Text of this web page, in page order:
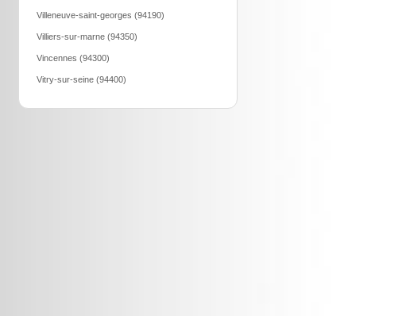
Villeneuve-saint-georges (94190)
Villiers-sur-marne (94350)
Vincennes (94300)
Vitry-sur-seine (94400)